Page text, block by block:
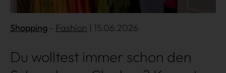
Shopping Fashion | 15.06.2026
Du wolltest immer schon den